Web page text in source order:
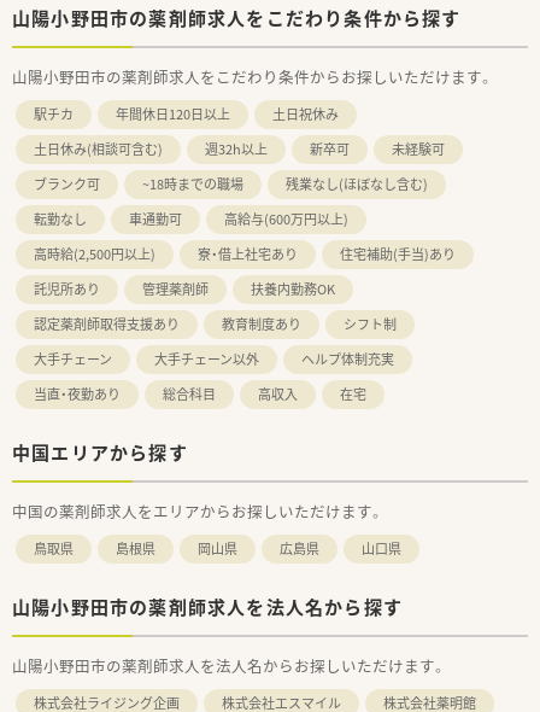
山陽小野田市の薬剤師求人をこだわり条件から探す
山陽小野田市の薬剤師求人をこだわり条件からお探しいただけます。
駅チカ 年間休日120日以上
土日祝休み
土日休み(相談可含む)
週32h以上 新卒可
未経験可
ブランク可
~18時までの職場
残業なし(ほぼなし含む)
転勤なし
車通勤可
高給与(600万円以上)
高時給(2,500円以上)
寮・借上社宅あり
住宅補助(手当)あり
託児所あり
管理薬剤師
扶養内勤務OK
認定薬剤師取得支援あり
教育制度あり
シフト制
大手チェーン
大手チェーン以外
ヘルプ体制充実
当直・夜勤あり
総合科目 高収入 在宅
中国エリアから探す
中国の薬剤師求人をエリアからお探しいただけます。
鳥取県 島根県 岡山県 広島県 山口県
山陽小野田市の薬剤師求人を法人名から探す
山陽小野田市の薬剤師求人を法人名からお探しいただけます。
株式会社ライジング企画 株式会社エスマイル
株式会社薬明館